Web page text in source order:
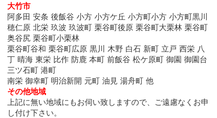
大竹市
阿多田 安条 後飯谷 小方 小方ケ丘 小方町小方 小方町黒川
穂仁原 北栄 玖波 玖波町 栗谷町後原 栗谷町大栗林 栗谷町
奥谷尻 栗谷町小栗林
栗谷町谷和 栗谷町広原 黒川 木野 白石 新町 立戸 西栄 八
丁 晴海 東栄 比作 防鹿 本町 前飯谷 松ケ原町 御園 御園台
三ツ石町 港町
南栄 御幸町 明治新開 元町 油見 湯舟町 他
その他地域
上記に無い地域にもお伺い致しますので、ご遠慮なくお申
し付け下さい。